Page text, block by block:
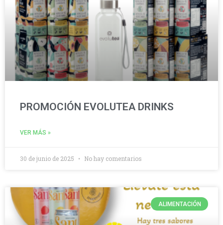
PROMOCIÓN EVOLUTEA DRINKS
VER MÁS »
30 de junio de 2025 No hay comentarios
ALIMENTACIÓN